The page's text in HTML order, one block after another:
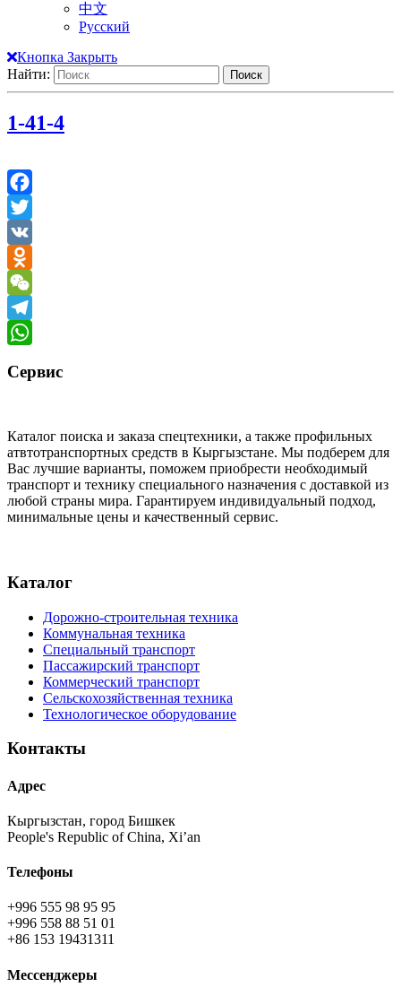
中文
Русский
Кнопка Закрыть
Найти:
1-41-4
Facebook
Twitter
VK
Odnoklassniki
WeChat
Telegram
Сервис
Каталог поиска и заказа спецтехники, а также профильных
атвтотранспортных средств в Кыргызстане. Мы подберем для
Вас лучшие варианты, поможем приобрести необходимый
транспорт и технику специального назначения с доставкой из
любой страны мира. Гарантируем индивидуальный подход,
минимальные цены и качественный сервис.
Каталог
Дорожно-строительная техника
Коммунальная техника
Специальный транспорт
Пассажирский транспорт
Коммерческий транспорт
Сельскохозяйственная техника
Технологическое оборудование
Контакты
Адрес
Кыргызстан, город Бишкек
People's Republic of China, Xi’an
Телефоны
+996 555 98 95 95
+996 558 88 51 01
+86 153 19431311
Мессенджеры